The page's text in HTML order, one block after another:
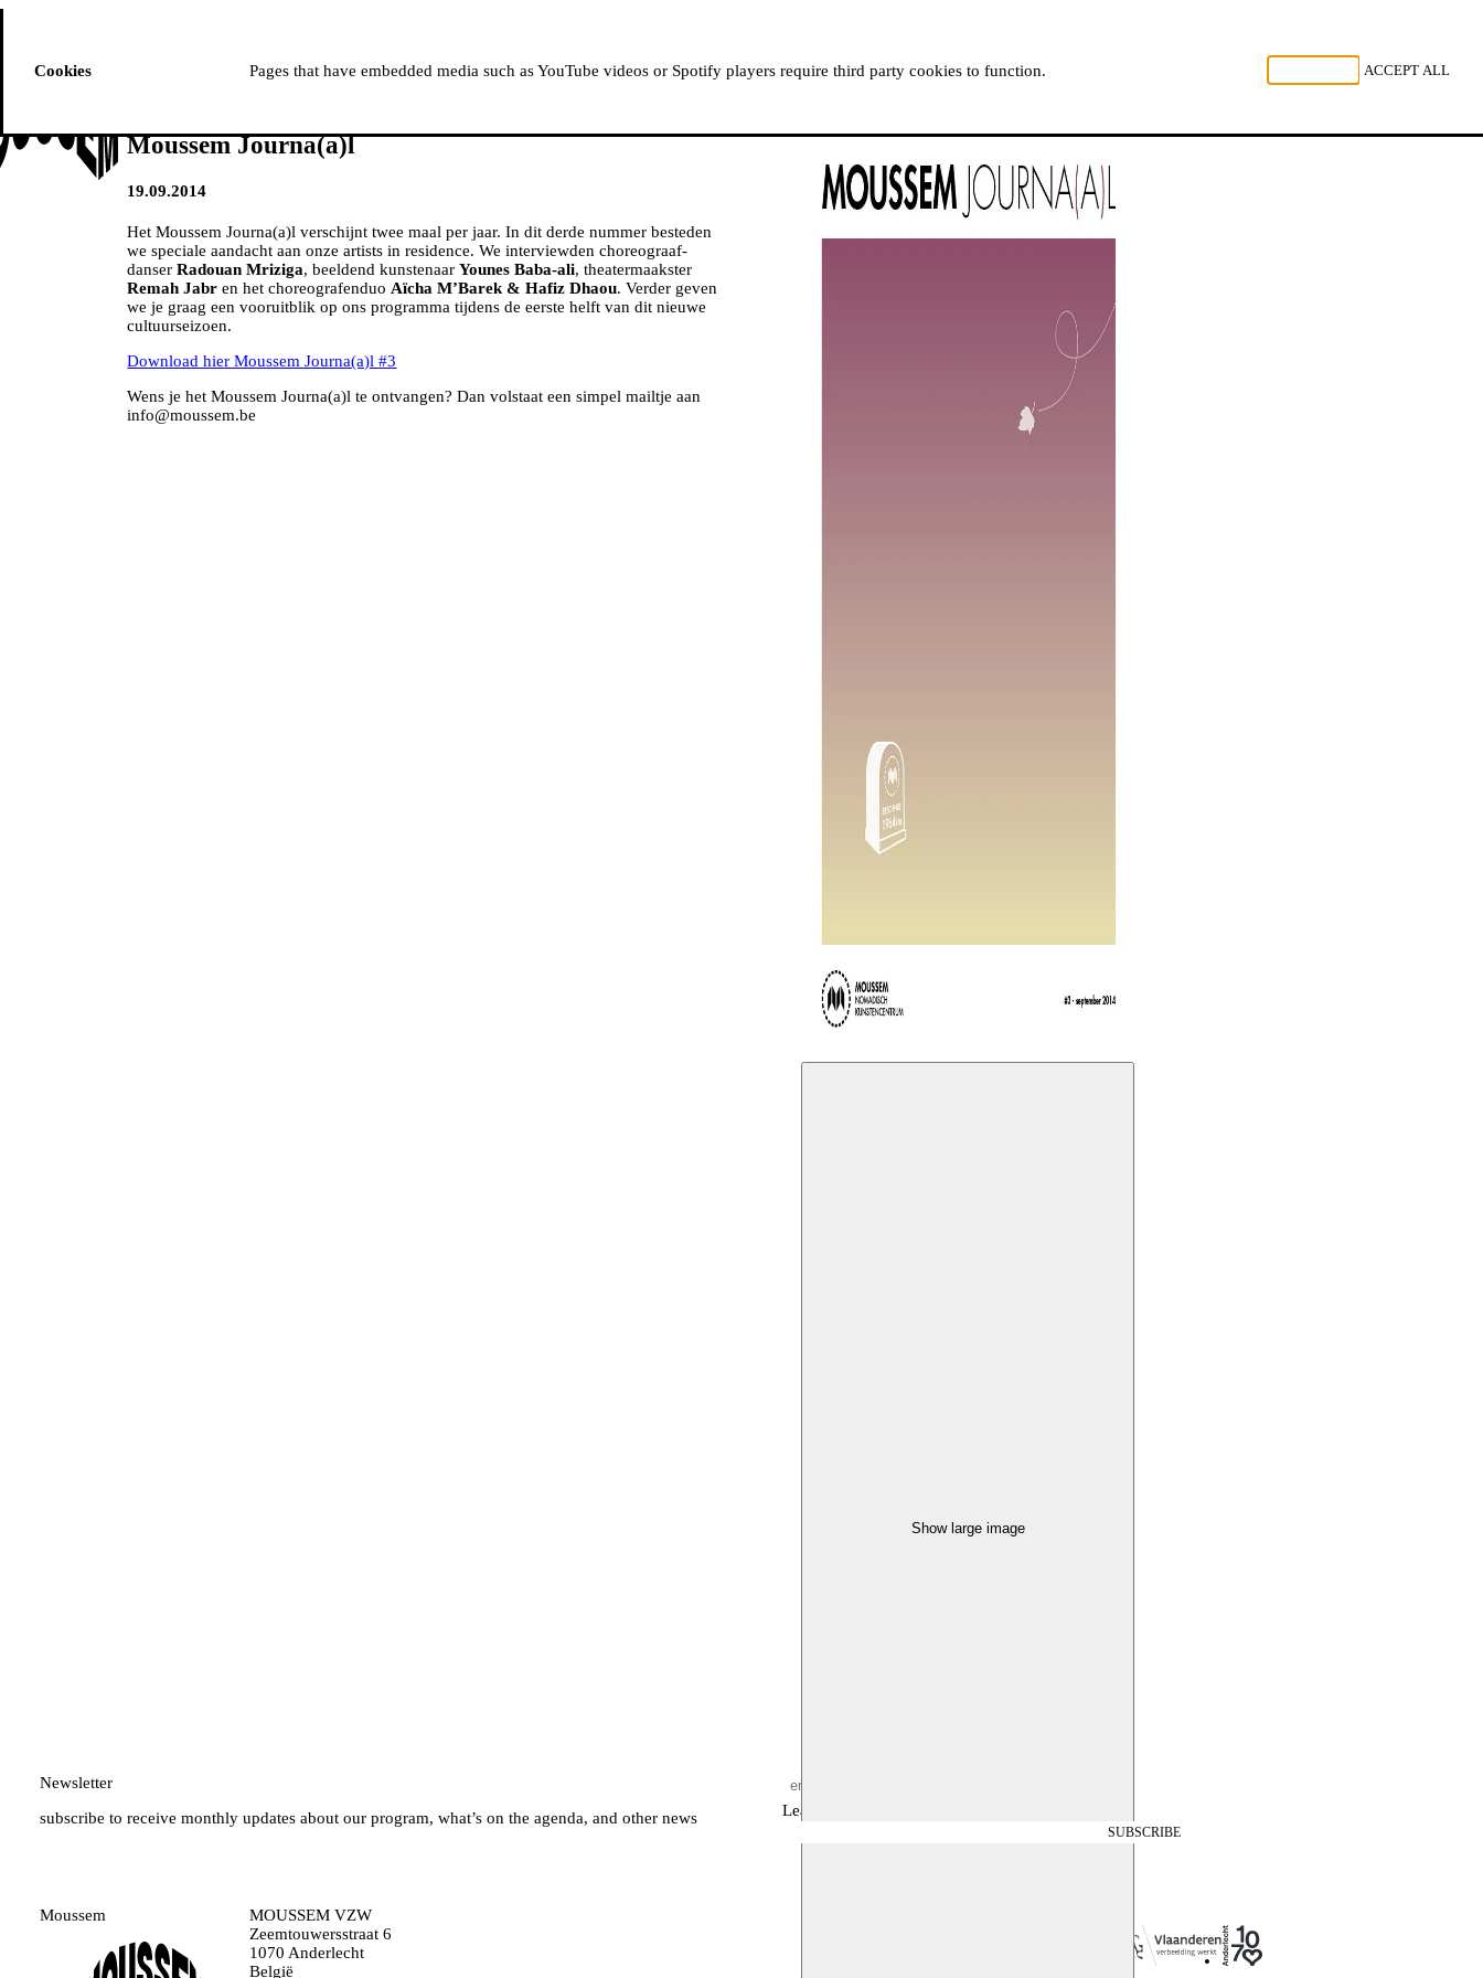
PROGRAMME ABOUT MOUSSEM RESIDENCIES
READ, WATCH, LISTEN
Show large image
Moussem Journa(a)l
19.09.2014
Het Moussem Journa(a)l verschijnt twee maal per jaar. In dit derde nummer besteden
we speciale aandacht aan onze artists in residence. We interviewden choreograaf-
danserRadouan Mriziga, beeldend kunstenaarYounes Baba-ali, theatermaakster
Remah Jabr en het choreografenduo Aïcha M’Barek & Hafiz Dhaou. Verder geven
we je graag een vooruitblik op ons programma tijdens de eerste helft van dit nieuwe
cultuurseizoen.
Download hier Moussem Journa(a)l #3
Wens je het Moussem Journa(a)l te ontvangen? Dan volstaat een simpel mailtje aan
info@moussem.be
Moussem
MOUSSEM VZW
Zeemtouwersstraat 6
1070 Anderlecht
België
Newsletter
subscribe to receive monthly updates about our program, what’s on the agenda, and other news
Leave empty
SUBSCRIBE
Cookies Pages that have embedded media such as YouTube videos or Spotify players require third party cookies to function. ACCEPT ALL